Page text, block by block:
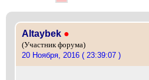
Altaybek ●
(Участник форума)
20 Ноября, 2016 ( 23:39:07 )